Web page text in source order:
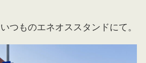
つものエネオススタンドにて。